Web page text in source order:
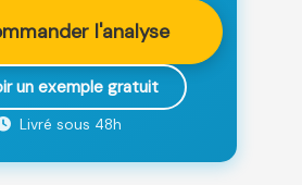
l'analyse
un exemple gratuit
Livré sous 48h